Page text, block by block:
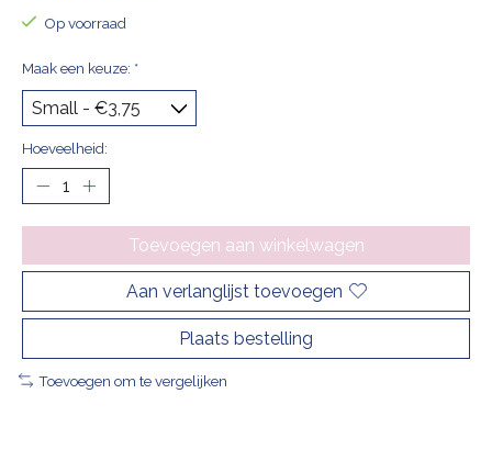
Op voorraad
Maak een keuze: *
Hoeveelheid:
Toevoegen aan winkelwagen
Aan verlanglijst toevoegen
Plaats bestelling
Toevoegen om te vergelijken